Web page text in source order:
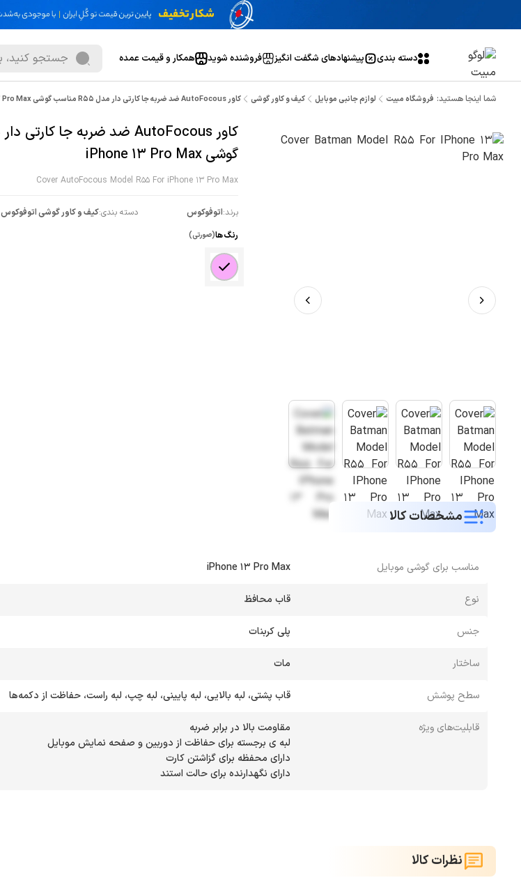
دسته بندی پیشنهاد‌های شگفت انگیز فروشنده شوید همکار و قیمت عمده
شما اینجا هستید: فروشگاه مبیت لوازم جانبی موبایل کیف و کاور گوشی کاور AutoFocous ضد ضربه جا کارتی دار مدل R55 مناسب گوشی iPhone 13 Pro Max
گوشی iPhone 13 Pro Max
Cover AutoFocous Model R55 For iPhone 13 Pro Max
برند:اتوفوکوس دسته بندی:کیف و کاور گوشی اتوفوکوس
رنگ ها(صورتی)
مشخصات کالا
مناسب برای گوشی موبایل iPhone 13 Pro Max
نوع قاب محافظ
جنس پلی کربنات
ساختار مات
سطح پوشش قاب پشتی، لبه بالایی، لبه پایینی، لبه چپ، لبه راست، حفاظت از دکمه‌ها
قابلیت‌های ویژه
دارای نگهدارنده برای حالت استند
نظرات کالا